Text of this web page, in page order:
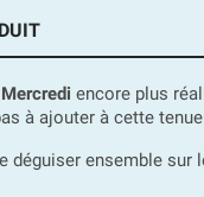
encore plus
à ajouter à cette
ensemble sur